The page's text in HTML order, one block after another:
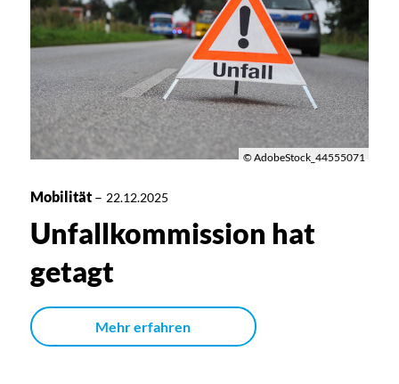
© AdobeStock_44555071
Mobilität– 22.12.2025
Unfallkommission hat
getagt
Mehr erfahren